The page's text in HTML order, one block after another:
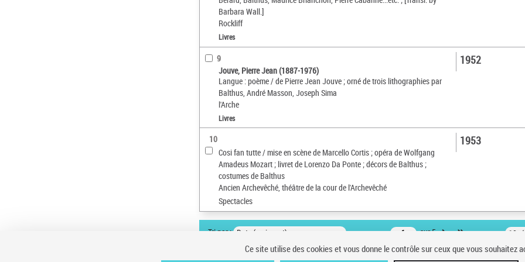
Barbara Wall.]
Rockliff
Livres
9
Jouve, Pierre Jean (1887-1976)
Langue : poème / de Pierre Jean Jouve ; orné de trois lithographies par
Balthus, André Masson, Joseph Sima
l'Arche
1952
Livres
10
Cosi fan tutte / mise en scène de Marcello Cortis ; opéra de Wolfgang
Amadeus Mozart ; livret de Lorenzo Da Ponte ; décors de Balthus ;
costumes de Balthus
Ancien Archevêché, théâtre de la cour de l'Archevêché
1953
Spectacles
Tri par : Date (croissant) sur 5 10
Ce site utilise des cookies et vous donne le contrôle sur ceux que vous souhaitez